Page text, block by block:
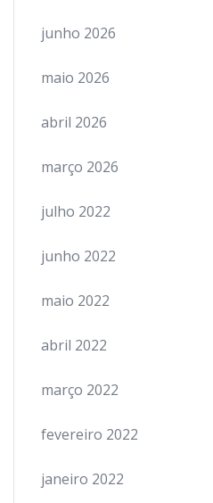
junho 2026
maio 2026
abril 2026
março 2026
julho 2022
junho 2022
maio 2022
abril 2022
março 2022
fevereiro 2022
janeiro 2022